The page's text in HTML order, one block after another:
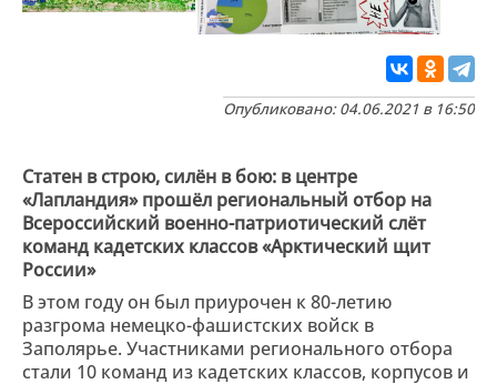
Опубликовано: 04.06.2021 в 16:50
Статен в строю, силён в бою: в центре
«Лапландия» прошёл региональный отбор на
Всероссийский военно-патриотический слёт
команд кадетских классов «Арктический щит
России»
В этом году он был приурочен к 80-летию
разгрома немецко-фашистских войск в
Заполярье. Участниками регионального отбора
стали 10 команд из кадетских классов, корпусов и